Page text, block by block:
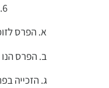
א. הפרס
ב. הפרס
ג. הזכייה